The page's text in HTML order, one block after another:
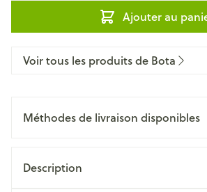
Ajouter au
Voir tous les produits de Bota
Méthodes de livraison disponibles
Description